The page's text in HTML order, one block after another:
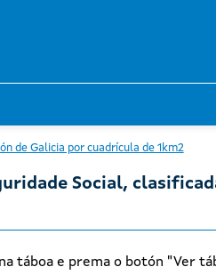
de Galicia por cuadrícula de 1km2
Social,
táboa e prema o botón "Ver